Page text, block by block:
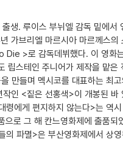
생. 루이스 부뉘엘 감독 밑에서
가브리엘 마르시아 마르께스의
>로 감독데뷔했다. 이 영화
립스테인 주니어가 제작을 맡은
만들며 멕시코를 대표하는 최고
인 <짙은 선홍색>이 개봉된 바
령에게 편지하지 않는다>는 역시
으로 그 해 칸느영화제에 출품되
파멸>은 부산영화제에서 상